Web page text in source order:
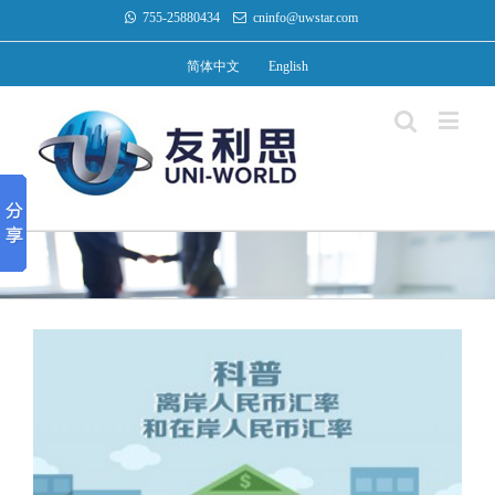
755-25880434 cninfo@uwstar.com
简体中文 English